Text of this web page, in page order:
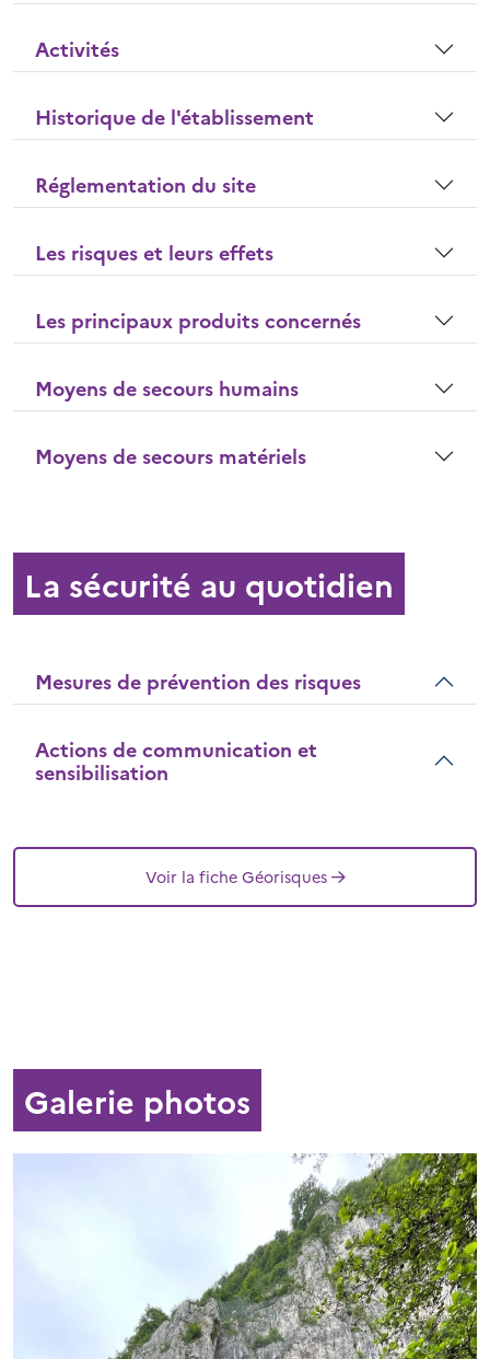
Activités
Historique de l'établissement
Réglementation du site
Les risques et leurs effets
Les principaux produits concernés
Moyens de secours humains
Moyens de secours matériels
La sécurité au quotidien
Mesures de prévention des risques
Actions de communication et
sensibilisation
Voir la fiche Géorisques
Galerie photos